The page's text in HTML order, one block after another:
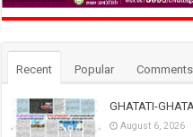
Recent Popular Comments
GHATATI-
August 6, 2026